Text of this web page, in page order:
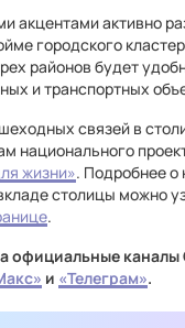
акцентами активно
городского
районов будет
и транспортных
связей в
национального
жизни». Подробнее о
столицы можно
.
официальные каналы
и «Телеграм».